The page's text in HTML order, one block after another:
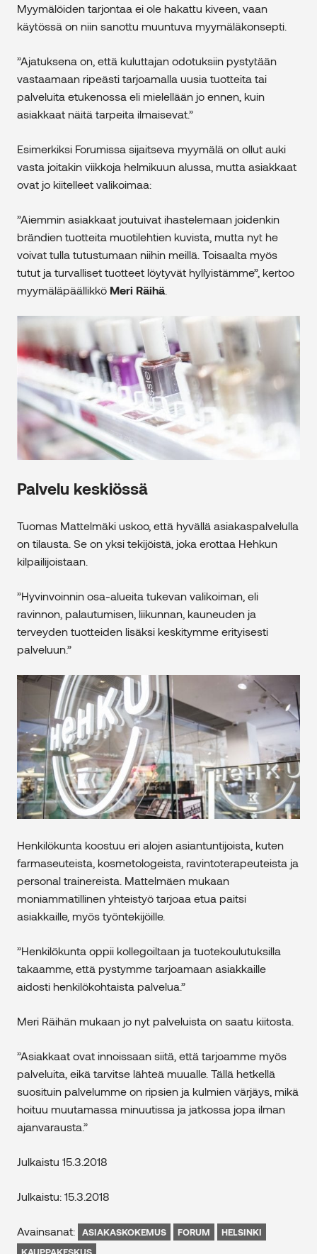
Myymälöiden tarjontaa ei ole hakattu kiveen, vaan
käytössä on niin sanottu muuntuva myymäläkonsepti.
”Ajatuksena on, että kuluttajan odotuksiin pystytään
vastaamaan ripeästi tarjoamalla uusia tuotteita tai
palveluita etukenossa eli mielellään jo ennen, kuin
asiakkaat näitä tarpeita ilmaisevat.”
Esimerkiksi Forumissa sijaitseva myymälä on ollut auki
vasta joitakin viikkoja helmikuun alussa, mutta asiakkaat
ovat jo kiitelleet valikoimaa:
”Aiemmin asiakkaat joutuivat ihastelemaan joidenkin
brändien tuotteita muotilehtien kuvista, mutta nyt he
voivat tulla tutustumaan niihin meillä. Toisaalta myös
tutut ja turvalliset tuotteet löytyvät hyllyistämme”, kertoo
myymäläpäällikkö Meri Räihä
Palvelu keskiössä
Tuomas Mattelmäki uskoo, että hyvällä asiakaspalvelulla
on tilausta. Se on yksi tekijöistä, joka erottaa Hehkun
kilpailijoistaan.
”Hyvinvoinnin osa-alueita tukevan valikoiman, eli
ravinnon, palautumisen, liikunnan, kauneuden ja
terveyden tuotteiden lisäksi keskitymme erityisesti
palveluun.”
Henkilökunta koostuu eri alojen asiantuntijoista, kuten
farmaseuteista, kosmetologeista, ravintoterapeuteista ja
personal trainereista. Mattelmäen mukaan
moniammatillinen yhteistyö tarjoaa etua paitsi
asiakkaille, myös työntekijöille.
”Henkilökunta oppii kollegoiltaan ja tuotekoulutuksilla
takaamme, että pystymme tarjoamaan asiakkaille
aidosti henkilökohtaista palvelua.”
Meri Räihän mukaan jo nyt palveluista on saatu kiitosta.
”Asiakkaat ovat innoissaan siitä, että tarjoamme myös
palveluita, eikä tarvitse lähteä muualle. Tällä hetkellä
suosituin palvelumme on ripsien ja kulmien värjäys, mikä
hoituu muutamassa minuutissa ja jatkossa jopa ilman
ajanvarausta.”
Julkaistu 15.3.2018
Julkaistu: 15.3.2018
Avainsanat: ASIAKASKOKEMUS FORUM
HELSINKI